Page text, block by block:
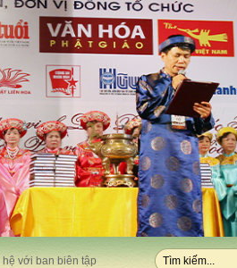
hệ với ban biên tập